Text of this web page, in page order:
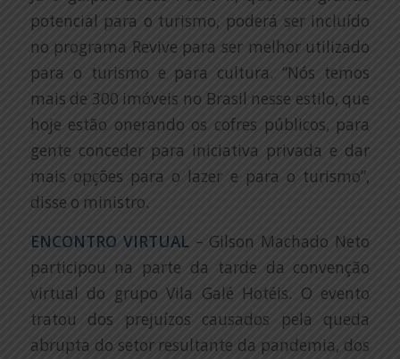
potencial para o turismo, poderá ser incluído
no programa Revive para ser melhor utilizado
para o turismo e para cultura. “Nós temos
mais de 300 imóveis no Brasil nesse estilo, que
hoje estão onerando os cofres públicos, para
gente conceder para iniciativa privada e dar
mais opções para o lazer e para o turismo”,
disse o ministro.
ENCONTRO VIRTUAL– Gilson Machado Neto
participou na parte da tarde da convenção
virtual do grupo Vila Galé Hotéis. O evento
tratou dos prejuízos causados pela queda
abrupta do setor resultante da pandemia, dos